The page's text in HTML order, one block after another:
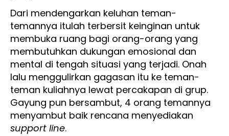
Dari mendengarkan keluhan teman-
temannya itulah terbersit keinginan untuk
membuka ruang bagi orang-orang yang
membutuhkan dukungan emosional dan
mental di tengah situasi yang terjadi. Onah
lalu menggulirkan gagasan itu ke teman-
teman kuliahnya lewat percakapan di grup.
Gayung pun bersambut, 4 orang temannya
menyambut baik rencana menyediakan
support line.